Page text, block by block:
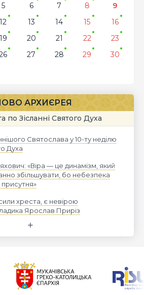
5 6 7 8
9
12 13 14 15
16
19 20 21 22
23
27 28 29
30
АРХИЄРЕЯ
по Зісланні Святого Духа
Святослава у 10-ту неділю
Духа
«Віра — це динамізм, який
збільшувати, бо небезпека
присутня»
хреста, є невірою
Ярослав Приріз